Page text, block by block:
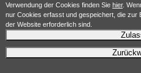
Verwendung der Cookies finden Sie hier.
nur Cookies erfasst und gespeichert, die zur
der Website erforderlich sind.